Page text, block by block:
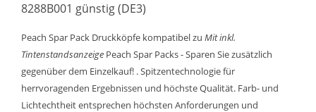
8288B001 günstig (DE3)
Peach Spar Pack Druckköpfe kompatibel zu Mit inkl.
Tintenstandsanzeige Peach Spar Packs - Sparen Sie zusätzlich
gegenüber dem Einzelkauf! . Spitzentechnologie für
herrvoragenden Ergebnissen und höchste Qualität. Farb- und
Lichtechtheit entsprechen höchsten Anforderungen und